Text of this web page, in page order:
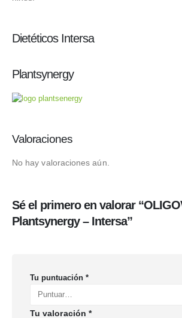
Dietéticos Intersa
Plantsynergy
Valoraciones
No hay valoraciones aún.
Sé el primero en valorar
Plantsynergy – Intersa”
Tu puntuación *
Tu valoración *